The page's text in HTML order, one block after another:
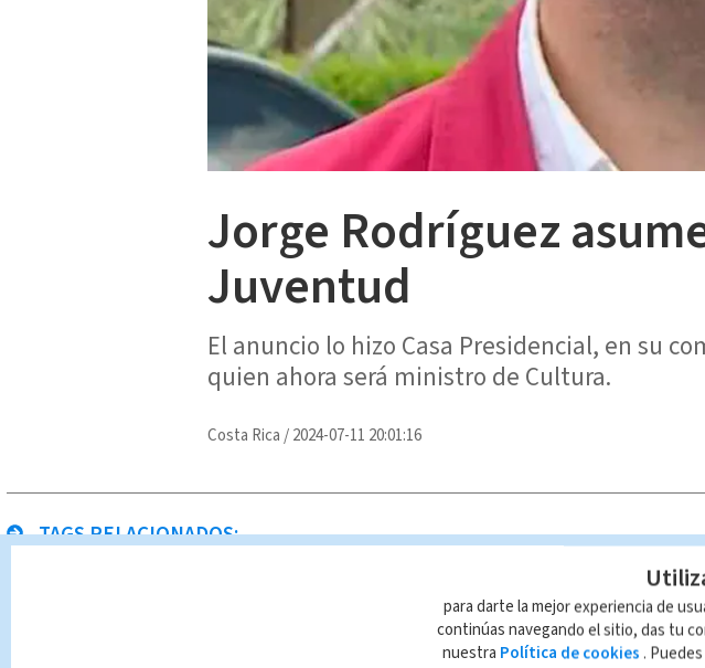
Jorge Rodríguez
Juventud
El anuncio lo hizo Casa Presidencial, en su
quien ahora será ministro de Cultura.
Costa Rica /2024-07-11 20:01:16
TAGS RELACIONADOS:
para darte la mejor experiencia de
continúas navegando el sitio, das tu
nuestra Política de cookies .